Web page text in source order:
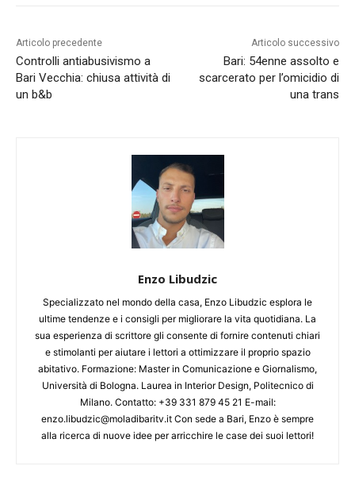
Articolo precedente
Controlli antiabusivismo a
Bari Vecchia: chiusa attività di
un b&b
Articolo successivo
Bari: 54enne assolto e
scarcerato per l’omicidio di
una trans
Enzo Libudzic
Specializzato nel mondo della casa, Enzo Libudzic esplora le
ultime tendenze e i consigli per migliorare la vita quotidiana. La
sua esperienza di scrittore gli consente di fornire contenuti chiari
e stimolanti per aiutare i lettori a ottimizzare il proprio spazio
abitativo. Formazione: Master in Comunicazione e Giornalismo,
Università di Bologna. Laurea in Interior Design, Politecnico di
Milano. Contatto: +39 331 879 45 21 E-mail:
enzo.libudzic@moladibaritv.it Con sede a Bari, Enzo è sempre
alla ricerca di nuove idee per arricchire le case dei suoi lettori!